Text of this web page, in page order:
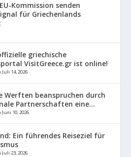
Kommission senden
für Griechenlands
griechische
VisitGreece.gr ist online!
14, 2026
Werften beanspruchen durch
Partnerschaften eine...
10, 2026
Ein führendes Reiseziel für
23, 2026